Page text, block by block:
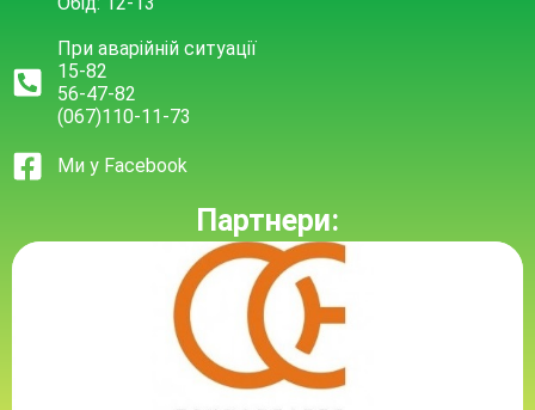
При аварійній ситуації
15-82
56-47-82
(067)110-11-73
Ми у Facebook
Партнери: